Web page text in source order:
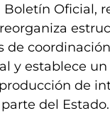
Oficial,
de coordinación
y establece
de
del Estado.